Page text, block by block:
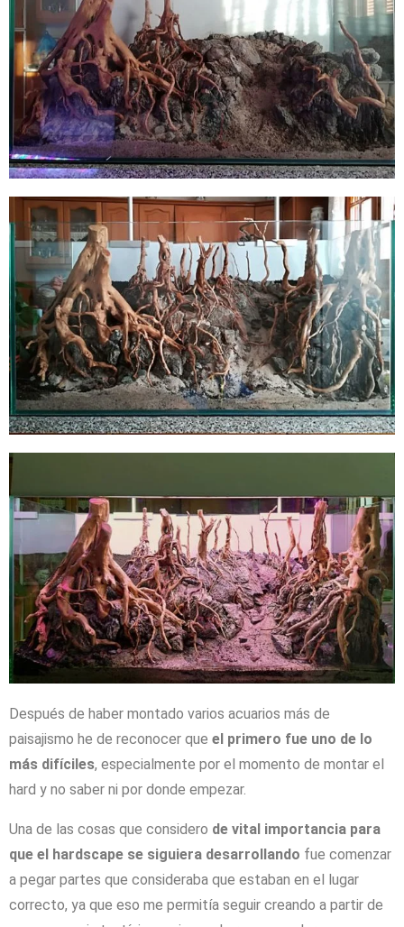
Después de haber montado varios acuarios más de
paisajismo he de reconocer que el primero fue uno de lo
más difíciles, especialmente por el momento de montar el
hard y no saber ni por donde empezar.
Una de las cosas que considero de vital importancia para
que el hardscape se siguiera desarrollando fue comenzar
a pegar partes que consideraba que estaban en el lugar
correcto, ya que eso me permitía seguir creando a partir de